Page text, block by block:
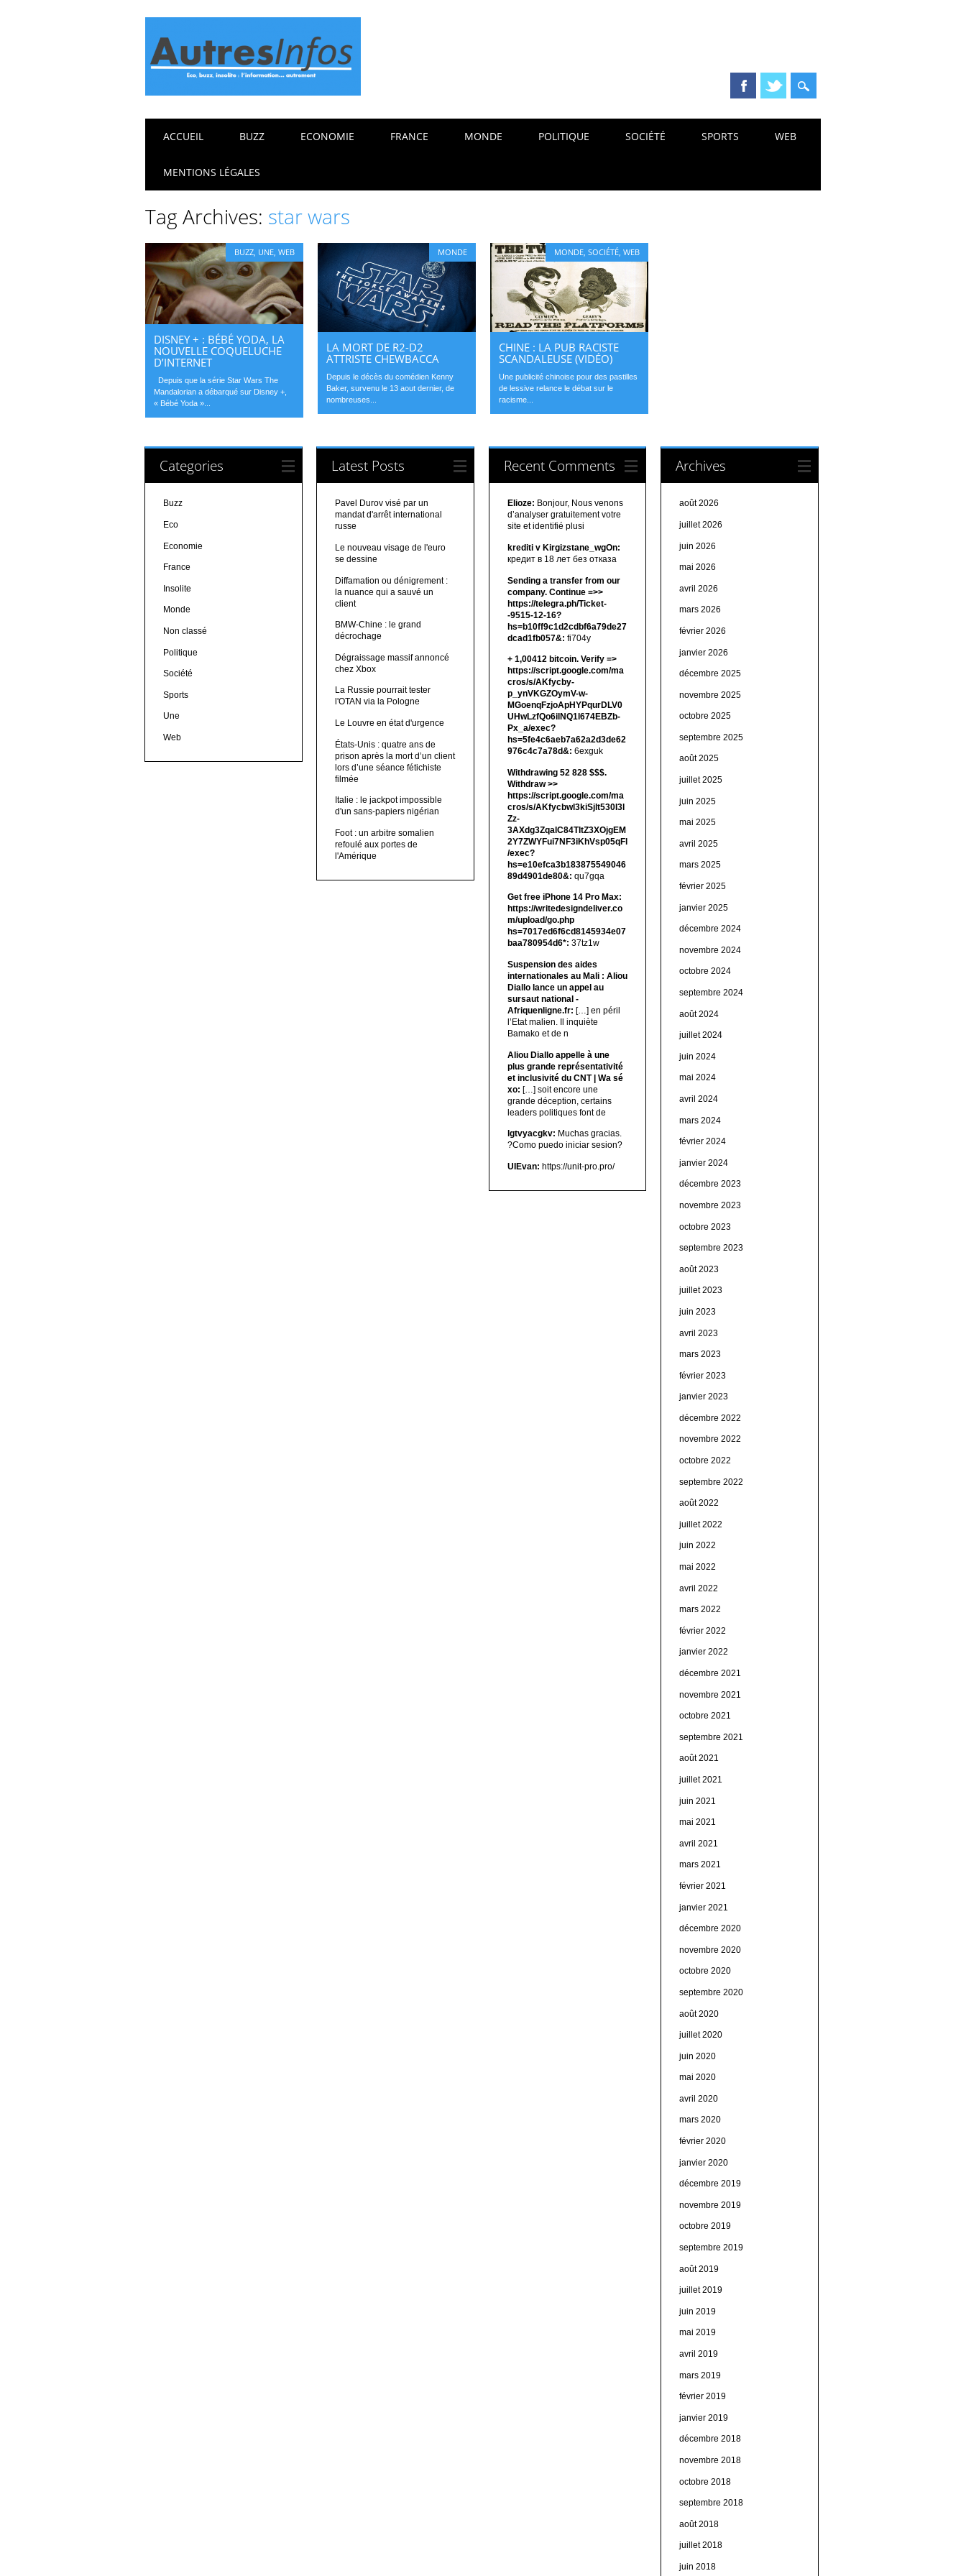
Main menu
ACCUEIL BUZZ ECONOMIE FRANCE MONDE POLITIQUE SOCIÉTÉ SPORTS WEB
MENTIONS LÉGALES
Tag Archives: star wars
BUZZ, UNE,WEB
DISNEY + : BÉBÉ YODA, LA
NOUVELLE COQUELUCHE
D’INTERNET
Depuis que la série Star Wars The
Mandalorian a débarqué sur Disney +,
« Bébé Yoda »...
MONDE
LA MORT DE R2-D2
ATTRISTE CHEWBACCA
Depuis le décès du comédien Kenny
Baker, survenu le 13 aout dernier, de
nombreuses...
MONDE,SOCIÉTÉ,WEB
CHINE : LA PUB RACISTE
SCANDALEUSE (VIDÉO)
Une publicité chinoise pour des pastilles
de lessive relance le débat sur le
racisme...
Categories
Buzz
Eco
Economie
France
Insolite
Monde
Non classé
Politique
Société
Sports
Une
Web
Latest Posts
Pavel Durov visé par un
mandat d'arrêt international
russe
Le nouveau visage de l'euro
se dessine
Diffamation ou dénigrement :
la nuance qui a sauvé un
client
BMW-Chine : le grand
décrochage
Dégraissage massif annoncé
chez Xbox
La Russie pourrait tester
l'OTAN via la Pologne
Le Louvre en état d'urgence
États-Unis : quatre ans de
prison après la mort d’un client
lors d’une séance fétichiste
filmée
Italie : le jackpot impossible
d'un sans-papiers nigérian
Foot : un arbitre somalien
refoulé aux portes de
l'Amérique
Recent Comments
Elioze: Bonjour, Nous venons
d’analyser gratuitement votre
site et identifié plusi
krediti v Kirgizstane_wgOn:
кредит в 18 лет без отказа
Sending a transfer from our
company. Continue =>>
https://telegra.ph/Ticket-
-9515-12-16?
hs=b10ff9c1d2cdbf6a79de27
dcad1fb057&: fi704y
+ 1,00412 bitсоin. Verify =>
https://script.google.com/ma
cros/s/AKfycby-
p_ynVKGZOymV-w-
MGoenqFzjoApHYPqurDLV0
UHwLzfQo6ilNQ1l674EBZb-
Px_a/exec?
hs=5fe4c6aeb7a62a2d3de62
976c4c7a78d&: 6exguk
Withdrawing 52 828 $$$.
Withdrаw >>
https://script.google.com/ma
cros/s/AKfycbwl3kiSjlt530I3l
Zz-
3AXdg3ZqalC84TltZ3XOjgEM
2Y7ZWYFui7NF3iKhVsp05qFl
/exec?
hs=e10efca3b183875549046
89d4901de80&: qu7gqa
Get free iPhone 14 Pro Max:
https://writedesigndeliver.co
m/upload/go.php
hs=7017ed6f6cd8145934e07
baa780954d6*: 37tz1w
Suspension des aides
internationales au Mali : Aliou
Diallo lance un appel au
sursaut national -
Afriquenligne.fr: […] en péril
l’Etat malien. Il inquiète
Bamako et de n
Aliou Diallo appelle à une
plus grande représentativité
et inclusivité du CNT | Wa sé
xo: […] soit encore une
grande déception, certains
leaders politiques font de
lgtvyacgkv: Muchas gracias.
?Como puedo iniciar sesion?
UIEvan: https://unit-pro.pro/
Archives
août 2026
juillet 2026
juin 2026
mai 2026
avril 2026
mars 2026
février 2026
janvier 2026
décembre 2025
novembre 2025
octobre 2025
septembre 2025
août 2025
juillet 2025
juin 2025
mai 2025
avril 2025
mars 2025
février 2025
janvier 2025
décembre 2024
novembre 2024
octobre 2024
septembre 2024
août 2024
juillet 2024
juin 2024
mai 2024
avril 2024
mars 2024
février 2024
janvier 2024
décembre 2023
novembre 2023
octobre 2023
septembre 2023
août 2023
juillet 2023
juin 2023
avril 2023
mars 2023
février 2023
janvier 2023
décembre 2022
novembre 2022
octobre 2022
septembre 2022
août 2022
juillet 2022
juin 2022
mai 2022
avril 2022
mars 2022
février 2022
janvier 2022
décembre 2021
novembre 2021
octobre 2021
septembre 2021
août 2021
juillet 2021
juin 2021
mai 2021
avril 2021
mars 2021
février 2021
janvier 2021
décembre 2020
novembre 2020
octobre 2020
septembre 2020
août 2020
juillet 2020
juin 2020
mai 2020
avril 2020
mars 2020
février 2020
janvier 2020
décembre 2019
novembre 2019
octobre 2019
septembre 2019
août 2019
juillet 2019
juin 2019
mai 2019
avril 2019
mars 2019
février 2019
janvier 2019
décembre 2018
novembre 2018
octobre 2018
septembre 2018
août 2018
juillet 2018
juin 2018